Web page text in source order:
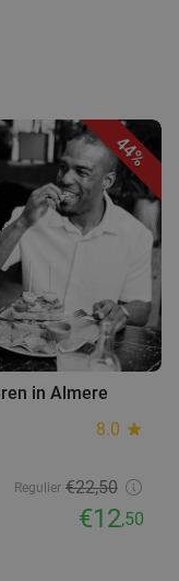
44%
in Almere
8.0 star
Regulier €22,50
€12,50